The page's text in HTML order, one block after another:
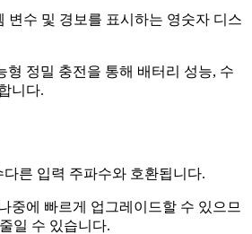
변수 및 경보를 표시하는 영숫자 디스
형 정밀 충전을 통해 배터리 성능, 수
니다.
다른 입력 주파수와 호환됩니다.
중에 빠르게 업그레이드할 수 있으므
일 수 있습니다.